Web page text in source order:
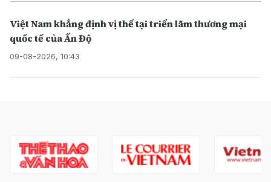
Việt Nam khẳng định vị thế tại triển lãm thương mại
quốc tế của Ấn Độ
09-08-2026, 10:43